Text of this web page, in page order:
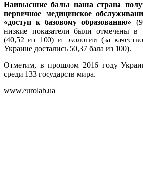
Наивысшие балы наша страна
первичное медицинское
«доступ к базовому образованию»
низкие показатели были отмечены в
(40,52 из 100) и экологии (за
Украине достались 50,37 бала из 100).
Отметим, в прошлом 2016 году
среди 133 государств мира.
www.eurolab.ua